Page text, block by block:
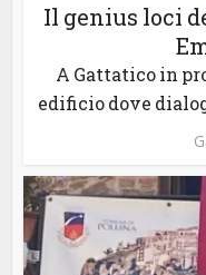
Il genius loci
A Gattatico in
edificio dove